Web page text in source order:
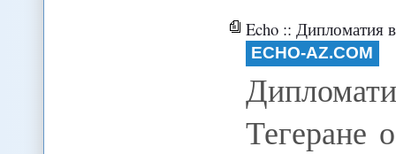
Echo :: Дипломатия
ECHO-AZ.COM
Тегеране